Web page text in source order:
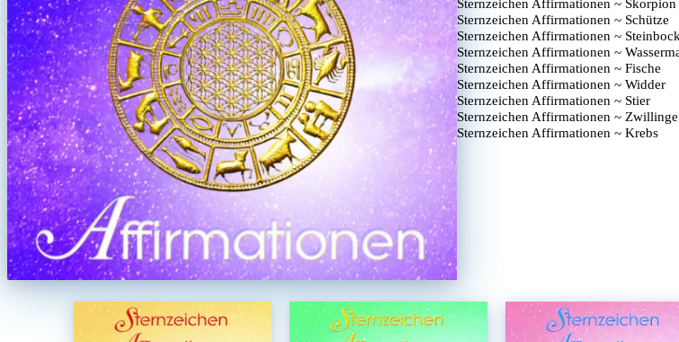
Sternzeichen Affirmationen ~ Skorpion
Sternzeichen Affirmationen ~ Schütze
Sternzeichen Affirmationen ~ Steinbock
Sternzeichen Affirmationen ~
Sternzeichen Affirmationen ~ Fische
Sternzeichen Affirmationen ~ Widder
Sternzeichen Affirmationen ~ Stier
Sternzeichen Affirmationen ~ Zwillinge
Sternzeichen Affirmationen ~ Krebs